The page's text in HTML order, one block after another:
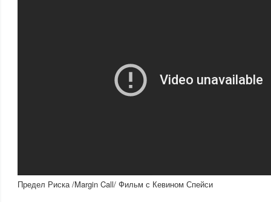
Предел Риска /Margin Call/ Фильм с Кевином Спейси